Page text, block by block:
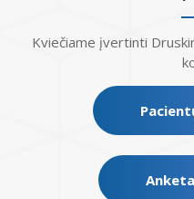
Kviečiame įvertinti